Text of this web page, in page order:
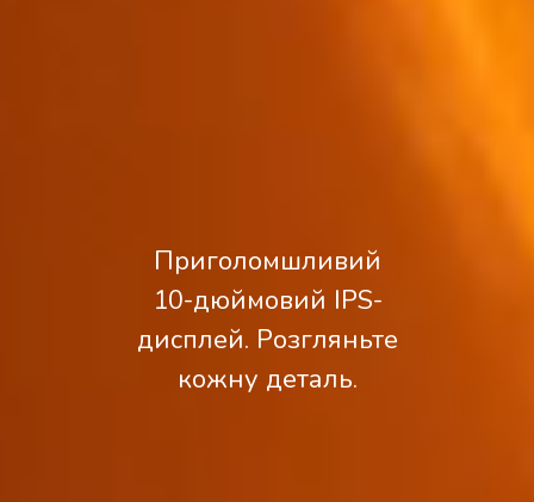
Приголомшливий
10-дюймовий IPS-
дисплей. Розгляньте
кожну деталь.